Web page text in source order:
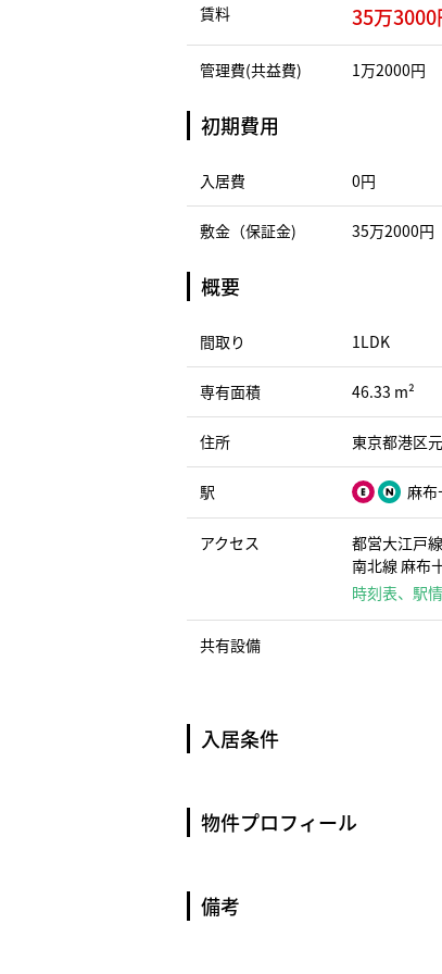
賃料 35万3000
管理費(共益費) 1万2000円
初期費用
入居費 0円
敷金（保証金) 35万2000円
概要
間取り 1LDK
専有面積 46.33 m²
住所 東京都港区
駅 麻布
アクセス
都営大江戸
南北線 麻布
時刻表、駅
共有設備
入居条件
物件プロフィール
備考